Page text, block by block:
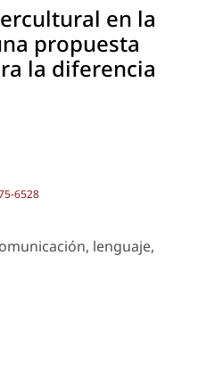
en la
propuesta
la diferencia
6528
lenguaje,